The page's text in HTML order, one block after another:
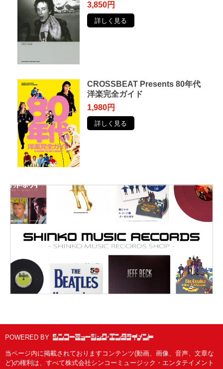
3,850円
詳しく見る
CROSSBEAT Presents 80年代
洋楽完全ガイド
1,980円
詳しく見る
POWERED BY
当ページ内に掲載されておりますコンテンツ(動画、画像、音声、文章な
ど)の権利は、すべて株式会社シンコーミュージック・エンタテイメント